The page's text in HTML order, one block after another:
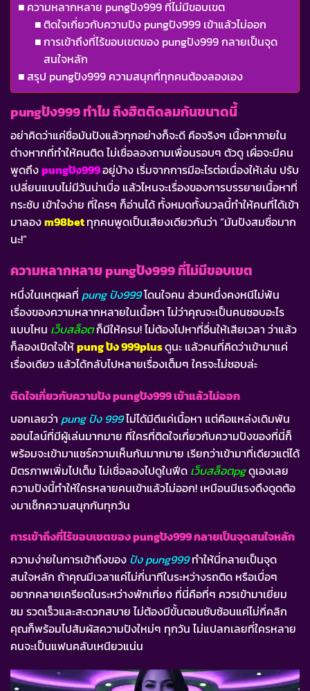
ความหลากหลาย pungปัง999 ที่ไม่มีขอบเขต
ติดใจเกี่ยวกับความปัง pungปัง999 เข้าแล้วไม่ออก
การเข้าถึงที่ไร้ขอบเขตของ pungปัง999 กลายเป็นจุด
สนใจหลัก
สรุป pungปัง999 ความสนุกที่ทุกคนต้องลองเอง
pungปัง999 ทำไม ถึงฮิตติดลมกันขนาดนี้
อย่าคิดว่าแค่ชื่อมันปังแล้วทุกอย่างก็จะดี คือจริงๆ เนื้อหาภายใน
ต่างหากที่ทำให้คนติด ไม่เชื่อลองถามเพื่อนรอบๆ ตัวดู เผื่อจะมีคน
พูดถึงpungปัง999อยู่บ้าง เริ่มจากการมีอะไรต่อเนื่องให้เล่น ปรับ
เปลี่ยนแบบไม่มีวันน่าเบื่อ แล้วไหนจะเรื่องของการบรรยายเนื้อหาที่
กระชับ เข้าใจง่าย ที่ใครๆ ก็อ่านได้ ทั้งหมดทั้งมวลนี้ทำให้คนที่ได้เข้า
มาลองm98betทุกคนพูดเป็นเสียงเดียวกันว่า “มันปังสมชื่อมาก
นะ!”
ความหลากหลาย pungปัง999 ที่ไม่มีขอบเขต
หนึ่งในเหตุผลที่ pung ปัง999โดนใจคน ส่วนหนึ่งคงหนีไม่พ้น
เรื่องของความหลากหลายในเนื้อหา ไม่ว่าคุณจะเป็นคนชอบอะไร
แบบไหน เว็บสล็อตก็มีให้ครบ! ไม่ต้องไปหาที่อื่นให้เสียเวลา ว่าแล้ว
ก็ลองเปิดใจให้pung ปัง 999plusดูนะ แล้วคนที่คิดว่าเข้ามาแค่
เรื่องเดียว แล้วได้กลับไปหลายเรื่องเต็มๆ ใครจะไม่ชอบล่ะ
ติดใจเกี่ยวกับความปัง pungปัง999 เข้าแล้วไม่ออก
บอกเลยว่า pung ปัง 999ไม่ได้มีดีแค่เนื้อหา แต่คือแหล่งเดิมพัน
ออนไลน์ที่มีผู้เล่นมากมาย ที่ใครที่ติดใจเกี่ยวกับความปังของที่นี่ก็
พร้อมจะเข้ามาแชร์ความเห็นกันมากมาย เรียกว่าเข้ามาที่เดียวแต่ได้
มิตรภาพเพิ่มไปเต็ม ไม่เชื่อลองไปดูในฟีด เว็บสล็อตpgดูเองเลย
ความปังนี้ทำให้ใครหลายคนเข้าแล้วไม่ออก! เหมือนมีแรงดึงดูดต้อ
งมาเช็กความสนุกกันทุกวัน
การเข้าถึงที่ไร้ขอบเขตของ pungปัง999 กลายเป็นจุดสนใจหลัก
ความง่ายในการเข้าถึงของ ปังpung999ทำให้นี่กลายเป็นจุด
สนใจหลัก ถ้าคุณมีเวลาแค่ไม่กี่นาทีในระหว่างรถติด หรือเบื่อๆ
อยากคลายเครียดในระหว่างพักเที่ยง ที่นี่คือที่ๆ ควรเข้ามาเยี่ยม
ชม รวดเร็วและสะดวกสบาย ไม่ต้องมีขั้นตอนซับซ้อนแค่ไม่กี่คลิก
คุณก็พร้อมไปสัมผัสความปังใหม่ๆ ทุกวัน ไม่แปลกเลยที่ใครหลาย
คนจะเป็นแฟนคลับเหนียวแน่น